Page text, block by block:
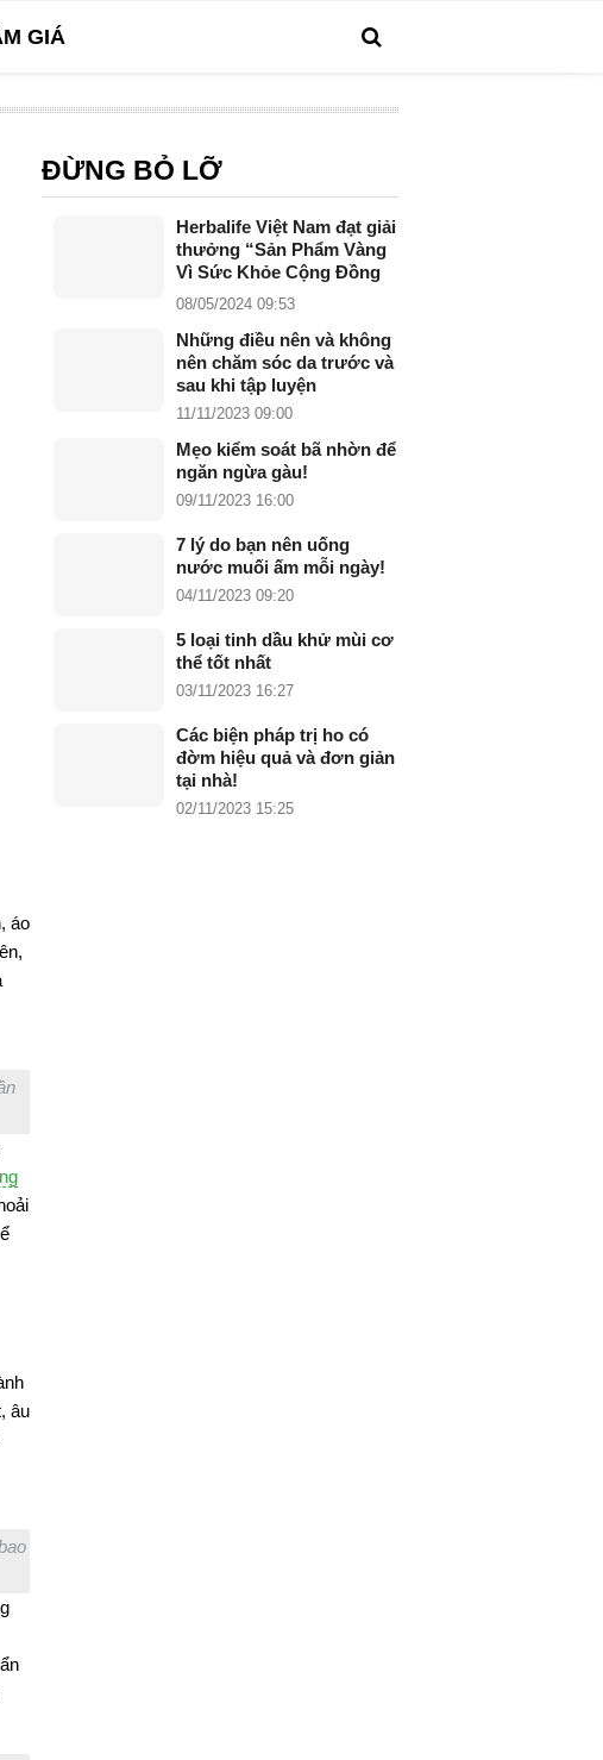
GIÁ
áo
âu
ĐỪNG BỎ LỠ
Herbalife Việt Nam đạt giải
thưởng “Sản Phẩm Vàng
Vì Sức Khỏe Cộng Đồng
năm 2024”
08/05/2024 09:53
Những điều nên và không
nên chăm sóc da trước và
sau khi tập luyện
11/11/2023 09:00
Mẹo kiểm soát bã nhờn để
ngăn ngừa gàu!
09/11/2023 16:00
7 lý do bạn nên uống
nước muối ấm mỗi ngày!
04/11/2023 09:20
5 loại tinh dầu khử mùi cơ
thể tốt nhất
03/11/2023 16:27
Các biện pháp trị ho có
đờm hiệu quả và đơn giản
tại nhà!
02/11/2023 15:25